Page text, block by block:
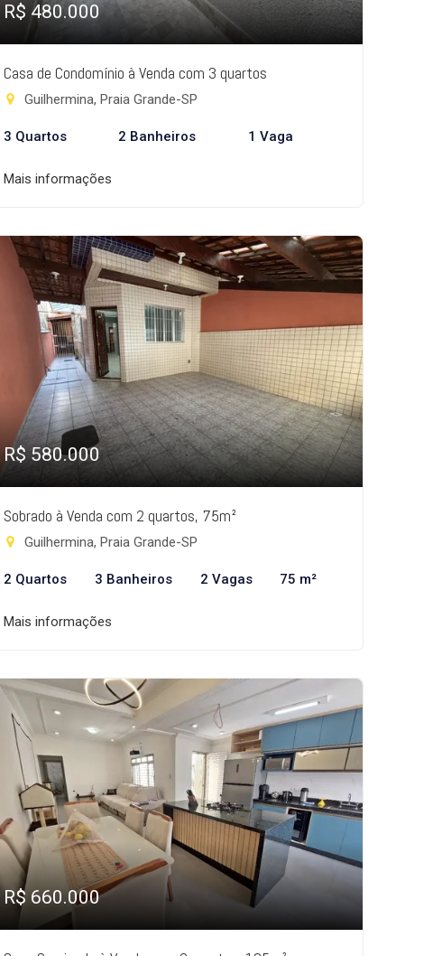
R$ 480.000
Casa de Condomínio à Venda com 3 quartos
Guilhermina, Praia Grande-SP
3 Quartos 2 Banheiros 1 Vaga
Mais informações
R$ 580.000
Sobrado à Venda com 2 quartos, 75m²
Guilhermina, Praia Grande-SP
2 Quartos 3 Banheiros 2 Vagas 75 m²
Mais informações
R$ 660.000